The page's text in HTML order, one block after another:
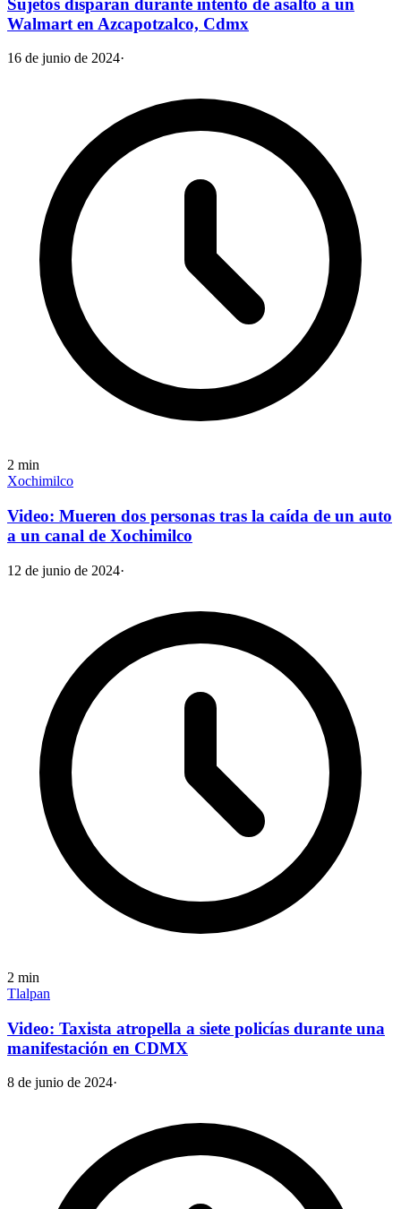
Walmart en Azcapotzalco, Cdmx
16 de junio de 2024·
2 min
Xochimilco
Video: Mueren dos personas tras la caída de un auto
a un canal de Xochimilco
12 de junio de 2024·
2 min
Tlalpan
Video: Taxista atropella a siete policías durante una
manifestación en CDMX
8 de junio de 2024·